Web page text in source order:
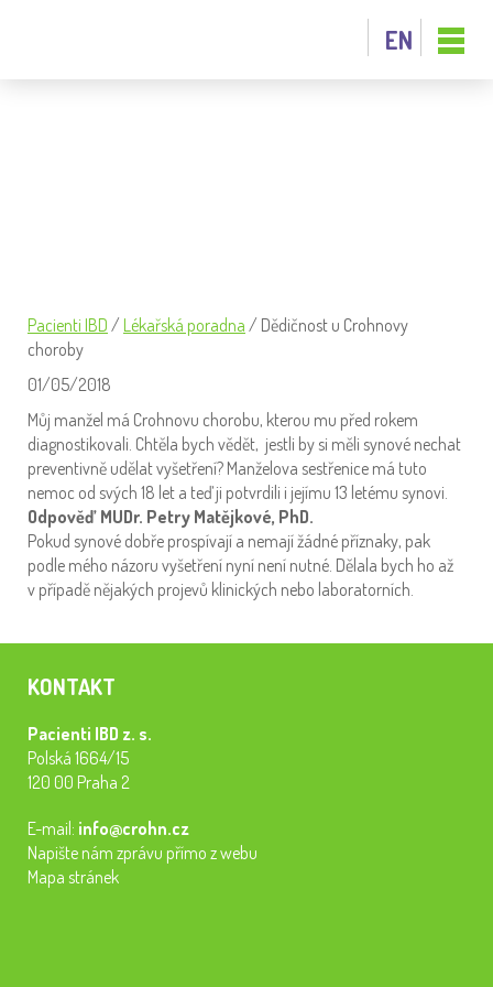
EN
Pacienti IBD / Lékařská poradna / Dědičnost u Crohnovy
choroby
01/05/2018
Můj manžel má Crohnovu chorobu, kterou mu před rokem
diagnostikovali. Chtěla bych vědět, jestli by si měli synové nechat
preventivně udělat vyšetření? Manželova sestřenice má tuto
nemoc od svých 18 let a teď ji potvrdili i jejímu 13 letému synovi.
Odpověď MUDr. Petry Matějkové, PhD.
Pokud synové dobře prospívají a nemají žádné příznaky, pak
podle mého názoru vyšetření nyní není nutné. Dělala bych ho až
v případě nějakých projevů klinických nebo laboratorních.
KONTAKT
Pacienti IBD z. s.
Polská 1664/15
120 00 Praha 2
E-mail: info@crohn.cz
Napište nám zprávu přímo z webu
Mapa stránek